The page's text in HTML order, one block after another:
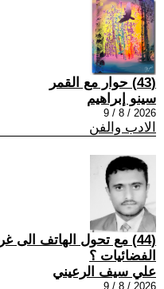
(43) حوار مع القمر
سينو إبراهيم
2026 / 8 / 9
الادب والفن
(44) مع تحول الهاتف الى
الفضائيات ؟
علي سيف الرعيني
2026 / 8 / 9